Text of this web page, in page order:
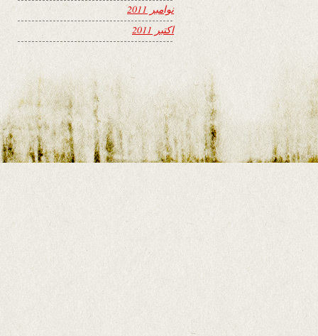
نوامبر 2011
اکتبر 2011